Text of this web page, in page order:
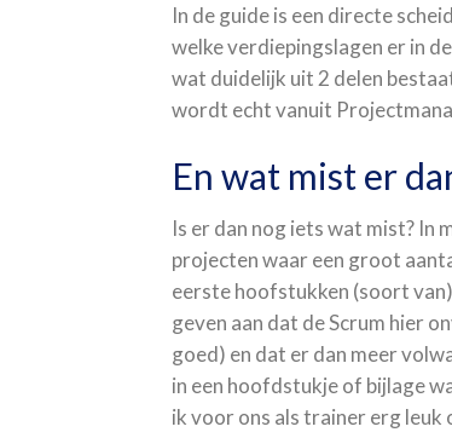
In de guide is een directe
welke verdiepingslagen er in
wat duidelijk uit 2 delen
wordt echt vanuit
En wat mist er
Is er dan nog iets wat mist? In
projecten waar een groot
eerste hoofstukken (soort
geven aan dat de Scrum hier
goed) en dat er dan meer
in een hoofdstukje of bijlage
ik voor ons als trainer erg leuk